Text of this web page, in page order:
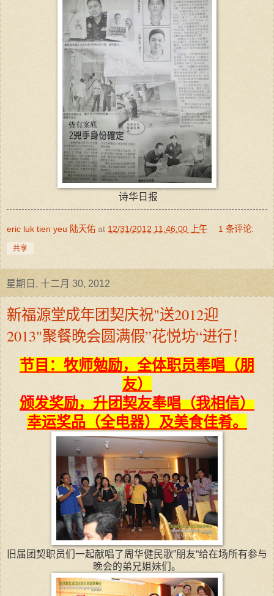
诗华日报
eric luk tien yeu 陆天佑 at 12/31/2012 11:46:00 上午 1 条评论:
共享
星期日, 十二月 30, 2012
新福源堂成年团契庆祝"送2012迎
2013"聚餐晚会圆满假”花悦坊“进行！
节目：牧师勉励，全体职员奉唱（朋
友）
颁发奖励，升团契友奉唱（我相信）
幸运奖品（全电器）及美食佳肴。
旧届团契职员们一起献唱了周华健民歌”朋友“给在场所有参与
晚会的弟兄姐妹们。